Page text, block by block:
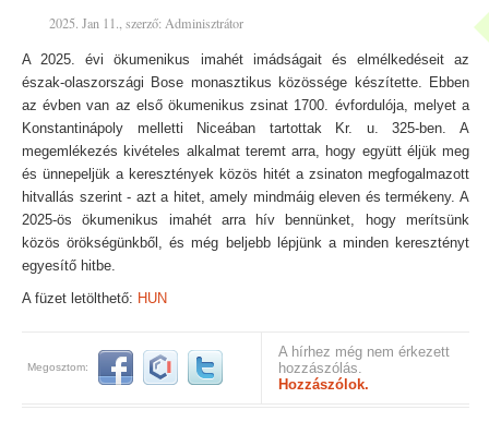
2025. Jan 11., szerző: Adminisztrátor
A 2025. évi ökumenikus imahét imádságait és elmélkedéseit az
észak-olaszországi Bose monasztikus közössége készítette. Ebben
az évben van az első ökumenikus zsinat 1700. évfordulója, melyet a
Konstantinápoly melletti Niceában tartottak Kr. u. 325-ben. A
megemlékezés kivételes alkalmat teremt arra, hogy együtt éljük meg
és ünnepeljük a keresztények közös hitét a zsinaton megfogalmazott
hitvallás szerint - azt a hitet, amely mindmáig eleven és termékeny. A
2025-ös ökumenikus imahét arra hív bennünket, hogy merítsünk
közös örökségünkből, és még beljebb lépjünk a minden keresztényt
egyesítő hitbe.
A füzet letölthető: HUN
Megosztom:
A hírhez még nem érkezett
hozzászólás.
Hozzászólok.